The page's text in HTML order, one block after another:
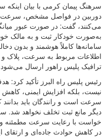
سرهنگ پیمان کرمی با بیان اینکه
دوربین در فواصل مشخص، سرعت
می‌کنند، گفت: در صورت عبور
به‌صورت خودکار ثبت و به مالک
سامانه‌ها کاملاً هوشمند و بدون
اطلاعات مربوط به سرعت، پلاک و
ترافیک پلیس راهور ارسال می‌شود.
رئیس پلیس راه البرز تأکید کرد:
نیست، بلکه افزایش ایمنی، کاهش
سرعت است و رانندگان باید
دیگر مانع ثبت تخلف نخواهد شد.
خواست با رعایت سرعت مطمئنه و
در کاهش حوادث جاده‌ای و ارتقای